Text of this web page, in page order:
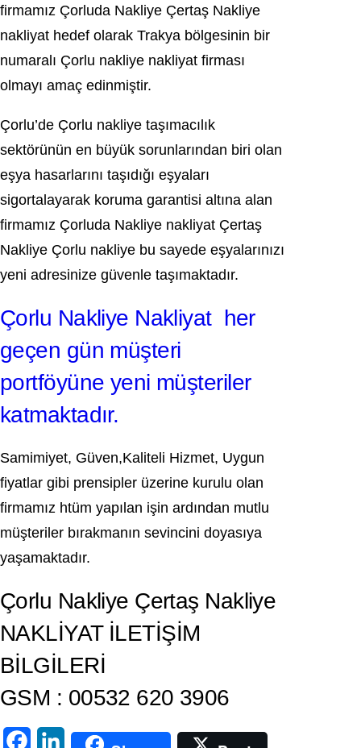
firmamız Çorluda Nakliye Çertaş Nakliye
nakliyat hedef olarak Trakya bölgesinin bir
numaralı Çorlu nakliye nakliyat firması
olmayı amaç edinmiştir.
Çorlu’de Çorlu nakliye taşımacılık
sektörünün en büyük sorunlarından biri olan
eşya hasarlarını taşıdığı eşyaları
sigortalayarak koruma garantisi altına alan
firmamız Çorluda Nakliye nakliyat Çertaş
Nakliye Çorlu nakliye bu sayede eşyalarınızı
yeni adresinize güvenle taşımaktadır.
Çorlu Nakliye Nakliyat her
geçen gün müşteri
portföyüne yeni müşteriler
katmaktadır.
Samimiyet, Güven,Kaliteli Hizmet, Uygun
fiyatlar gibi prensipler üzerine kurulu olan
firmamız htüm yapılan işin ardından mutlu
müşteriler bırakmanın sevincini doyasıya
yaşamaktadır.
Çorlu Nakliye Çertaş Nakliye
NAKLİYAT İLETİŞİM
BİLGİLERİ
GSM : 00532 620 3906